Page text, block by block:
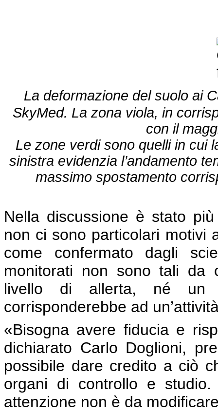
La deformazione del suolo ai
SkyMed. La zona viola, in
con il
Le zone verdi sono quelli in cui
sinistra evidenzia l’andamento
massimo spostamento
Nella discussione è stato
non ci sono particolari motivi
come confermato dagli
monitorati non sono tali da
livello di allerta, né un
corrisponderebbe ad
«Bisogna avere fiducia e
dichiarato Carlo Doglioni,
possibile dare credito a ciò
organi di controllo e
attenzione non è da